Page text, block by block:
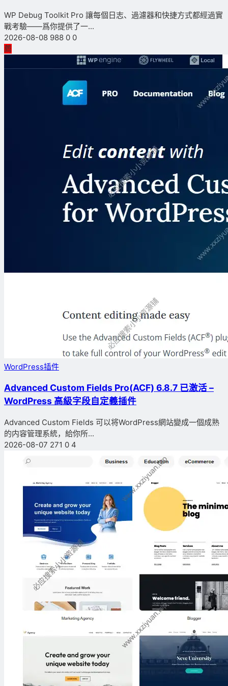
WP Debug Toolkit Pro 讓每個日志、過濾器和快捷方式都經過實
戰考驗——爲你提供了一...
2026-08-08 988 0 0
薦
WordPress插件
Advanced Custom Fields Pro(ACF) 6.8.7 已激活 –
WordPress 高級字段自定義插件
Advanced Custom Fields 可以将WordPress網站變成一個成熟
的内容管理系統，給你所...
2026-08-07 271 0 4